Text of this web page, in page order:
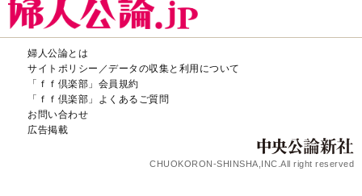
婦人公論とは
サイトポリシー／データの収集と利用について
「ｆｆ倶楽部」会員規約
「ｆｆ倶楽部」よくあるご質問
お問い合わせ
広告掲載
CHUOKORON-SHINSHA,INC.All right reserved